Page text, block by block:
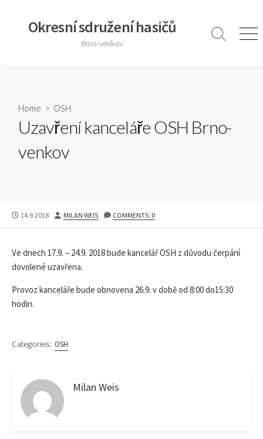
contentOkresní sdružení hasičů
Brno-venkov
Search
Home > OSH
Uzavření kanceláře OSH Brno-
venkov
PUBLISHED
14.9.2018 AUTHOR
MILAN WEIS COMMENTS: 0
Ve dnech 17.9. – 24.9. 2018 bude kancelář OSH z důvodu čerpání
dovolené uzavřena.
Provoz kanceláře bude obnovena 26.9. v době od 8:00 do15:30
hodin.
Categories: OSH
Milan Weis